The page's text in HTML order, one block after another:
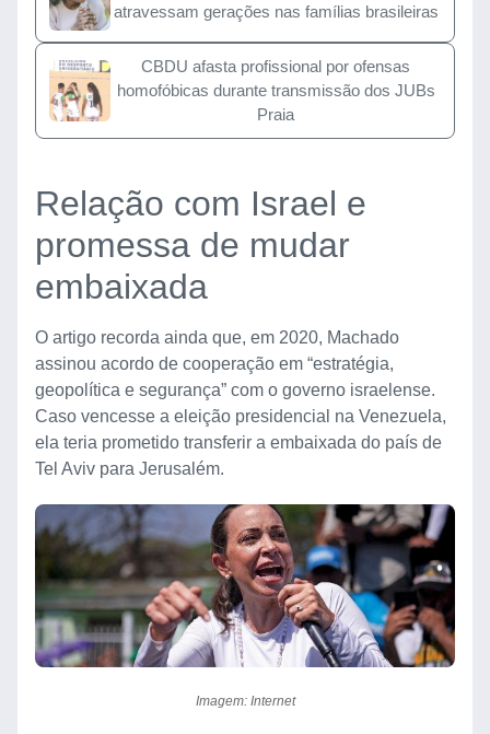
atravessam gerações nas famílias brasileiras
CBDU afasta profissional por ofensas
homofóbicas durante transmissão dos JUBs
Praia
Relação com Israel e
promessa de mudar
embaixada
O artigo recorda ainda que, em 2020, Machado
assinou acordo de cooperação em “estratégia,
geopolítica e segurança” com o governo israelense.
Caso vencesse a eleição presidencial na Venezuela,
ela teria prometido transferir a embaixada do país de
Tel Aviv para Jerusalém.
Imagem: Internet